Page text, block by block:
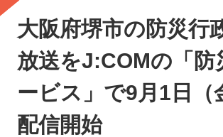
大阪府堺市の防災行
放送をJ:COMの「防
ービス」で9月1日（
配信開始